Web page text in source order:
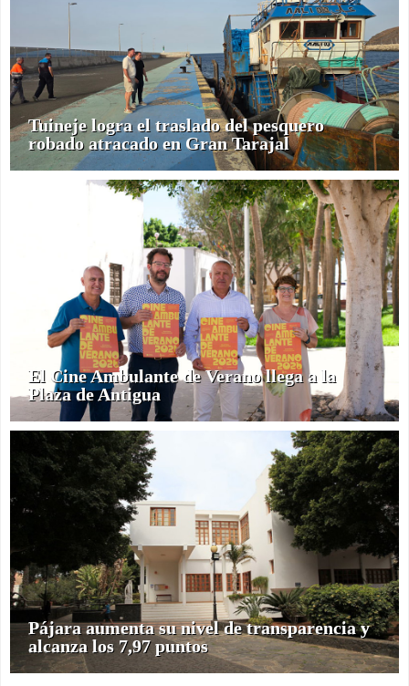
Tuineje logra el traslado del pesquero
robado atracado en Gran Tarajal
El Cine Ambulante de Verano llega a la
Plaza de Antigua
Pájara aumenta su nivel de transparencia y
alcanza los 7,97 puntos